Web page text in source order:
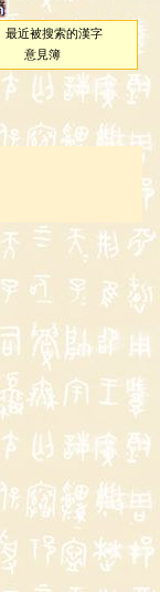
最近被搜索的漢字
意見簿